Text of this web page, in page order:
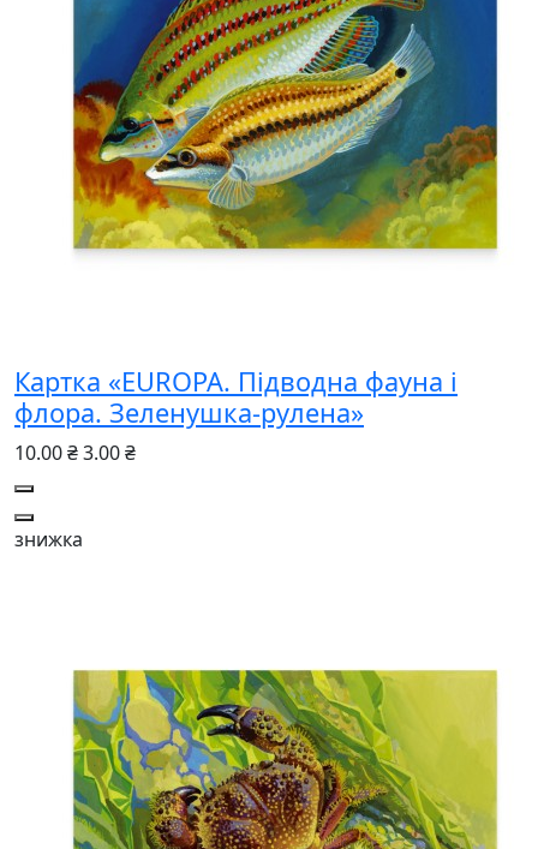
Картка «EUROPA. Підводна фауна і
флора. Зеленушка-рулена»
10.00 ₴3.00 ₴
знижка